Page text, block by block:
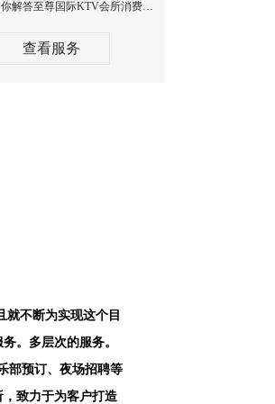
本文详细为你解答至尊国际KTV会所消费价格点评，更多关于荤的KTV陪唱公主美女哪家最多免费咨询1312 0333301微信同步！
查看服务
不断为实现这个目
。多层次的服务。
部预订、夜场招聘等
致力于为客户打造